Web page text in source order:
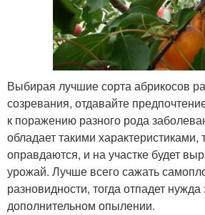
Выбирая лучшие сорта абрикосов
созревания, отдавайте
к поражению разного рода
обладает такими
оправдаются, и на участке будет
урожай. Лучше всего сажать
разновидности, тогда отпадет нужда
дополнительном опылении.